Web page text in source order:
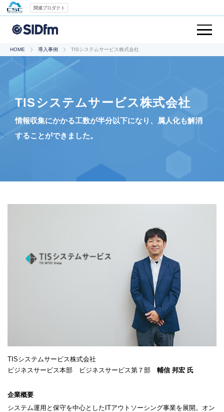
関連プロダクト
HOME 導入事例 TISシステムサービス株式会社
TISシステムサービス株式会社
情報収集にかかる工数が半分以下になり、属人化も解消
することができました。
TISシステムサービス株式会社
ビジネスサービス本部 ビジネスサービス第７部 輔信 邦宏 氏
企業概要
システム運用と保守を中心としたITアウトソーシング事業を展開。オン